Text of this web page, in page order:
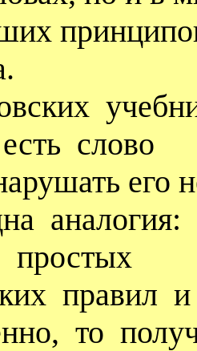
слово
его
аналогия:
простых
правил
то